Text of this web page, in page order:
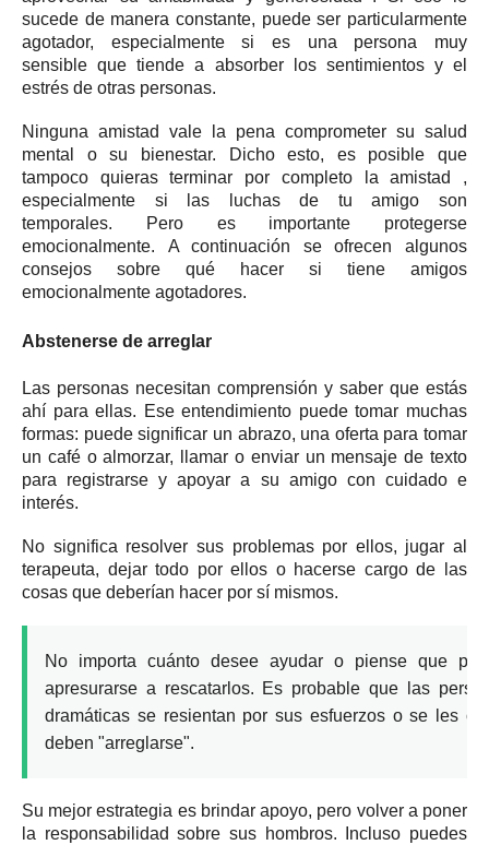
sucede de manera constante, puede ser particularmente
agotador, especialmente si es una persona muy
sensible que tiende a absorber los sentimientos y el
estrés de otras personas.
Ninguna amistad vale la pena comprometer su salud
mental o su bienestar.
Dicho esto, es posible que
tampoco quieras terminar por completo
la amistad
,
especialmente si las luchas de tu amigo son
temporales.
Pero es importante protegerse
emocionalmente. A continuación se ofrecen algunos
consejos sobre qué hacer si tiene amigos
emocionalmente agotadores.
Abstenerse de arreglar
Las personas necesitan comprensión y saber que estás
ahí para ellas. Ese entendimiento puede tomar muchas
formas: puede significar un abrazo, una oferta para tomar
un café o almorzar, llamar o enviar un mensaje de texto
para registrarse y apoyar a su amigo con cuidado e
interés.
No significa resolver sus problemas por ellos, jugar al
terapeuta, dejar todo por ellos o hacerse cargo de las
cosas que deberían hacer por sí mismos.
No importa cuánto desee ayudar o piense que
apresurarse a rescatarlos. Es probable que las
dramáticas se resientan por sus esfuerzos o se les
deben "arreglarse".
Su mejor estrategia es brindar apoyo, pero volver a poner
la responsabilidad sobre sus hombros.
Incluso puedes